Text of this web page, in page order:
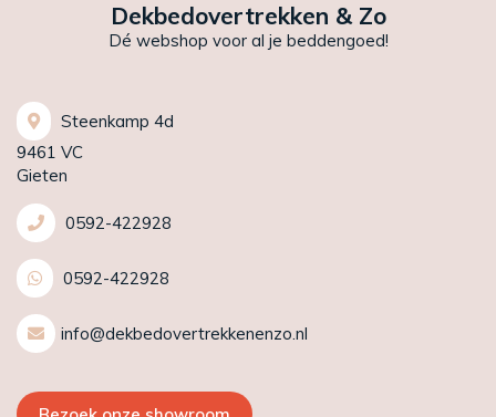
Dekbedovertrekken & Zo
Dé webshop voor al je beddengoed!
Steenkamp 4d
9461 VC
Gieten
0592-422928
0592-422928
info@dekbedovertrekkenenzo.nl